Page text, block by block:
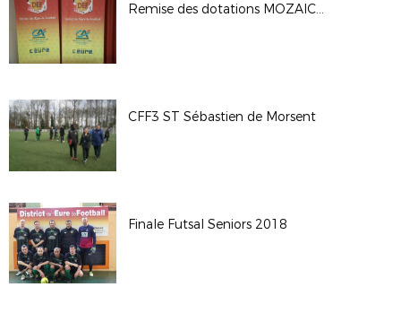
Remise des dotations MOZAIC FOOT CHALLENGE
CFF3 ST Sébastien de Morsent
Finale Futsal Seniors 2018